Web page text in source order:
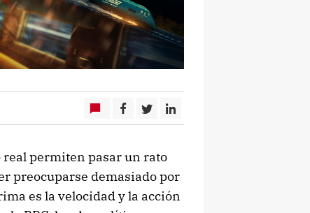
permiten pasar un rato
preocuparse demasiado por
es la velocidad y la acción